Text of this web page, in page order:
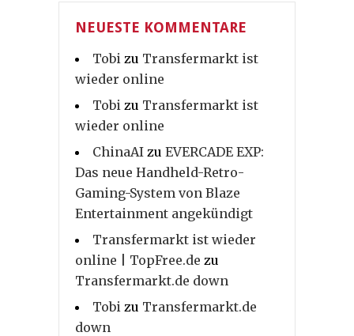
NEUESTE KOMMENTARE
Tobi zu Transfermarkt ist
wieder online
Tobi zu Transfermarkt ist
wieder online
ChinaAI zu EVERCADE EXP:
Das neue Handheld-Retro-
Gaming-System von Blaze
Entertainment angekündigt
Transfermarkt ist wieder
online | TopFree.de zu
Transfermarkt.de down
Tobi zu Transfermarkt.de
down